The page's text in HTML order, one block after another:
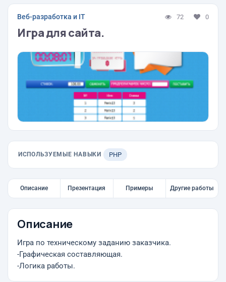
Веб-разработка и IT 72 0
Игра для сайта.
ИСПОЛЬЗУЕМЫЕ НАВЫКИ PHP
Описание Презентация Примеры Другие работы
Описание
Игра по техническому заданию заказчика.
-Графическая составляющая.
-Логика работы.